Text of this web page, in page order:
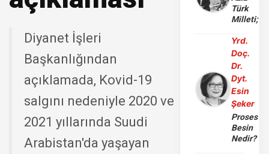
Diyanet İşleri
Başkanlığından
açıklamada, Kovid-19
salgını nedeniyle 2020 ve
2021 yıllarında Suudi
Arabistan'da yaşayan
Türk
Milleti;
Yrd.
Doç.
Dr.
Dyt.
Esin
Şeker
Proses
Besin
Nedir?